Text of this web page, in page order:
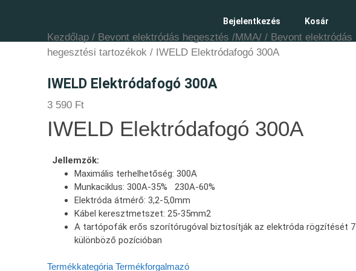
Bejelentkezés Kosár
Kezdőlap / Bevont elektródás hegesztés /MMA/ / Bevont elektródás
hegesztési tartozékok / IWELD Elektródafogó 300A
IWELD Elektródafogó 300A
3 590 Ft
IWELD Elektródafogó 300A
Jellemzők:
Maximális terhelhetőség: 300A
Munkaciklus: 300A-35% 230A-60%
Elektróda átmérő: 3,2-5,0mm
Kábel keresztmetszet: 25-35mm2
A tartópofák erős szorítórugóval biztosítják az elektróda rögzítését 7
különböző pozícióban
Termékkategória Termékforgalmazó